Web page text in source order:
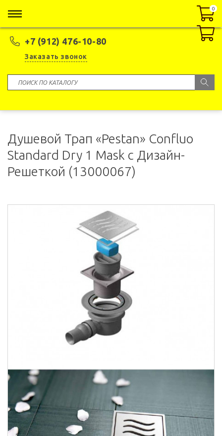
+7 (912) 476-10-80
Заказать звонок
0
0
Душевой Трап «Pestan» Confluo
Standard Dry 1 Mask с Дизайн-
Решеткой (13000067)